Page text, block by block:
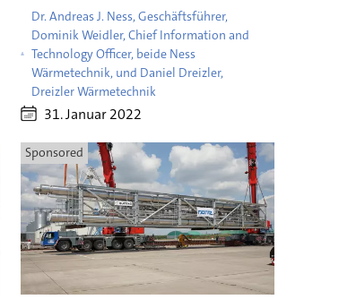
Dr. Andreas J. Ness, Geschäftsführer,
Dominik Weidler, Chief Information and
Technology Officer, beide Ness
Wärmetechnik, und Daniel Dreizler,
Dreizler Wärmetechnik
31. Januar 2022
Sponsored